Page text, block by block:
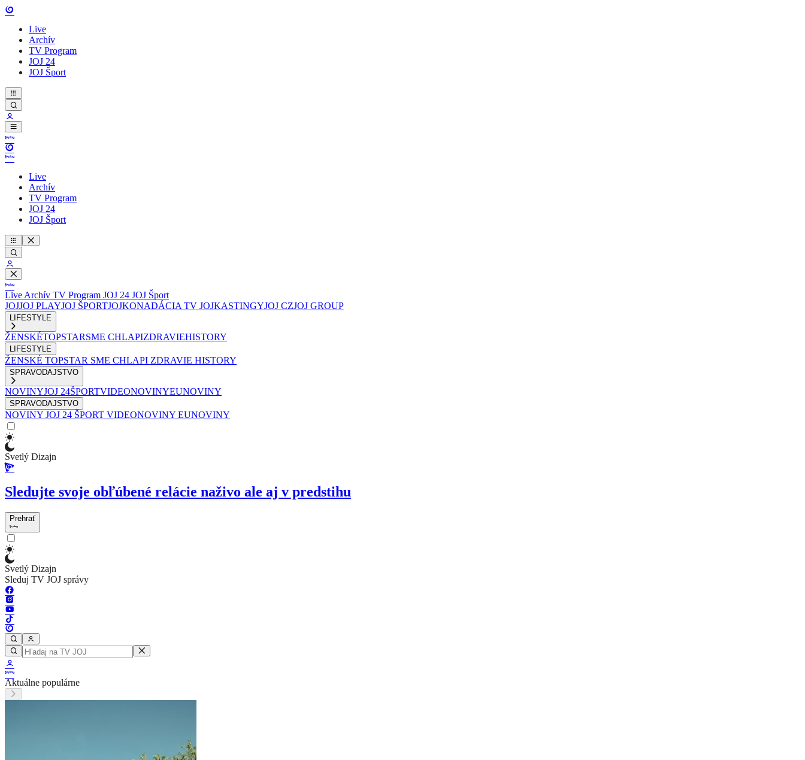
Live
Archív
TV Program
JOJ 24
JOJ Šport
Live
Archív
TV Program
JOJ 24
JOJ Šport
Live Archív TV Program JOJ 24 JOJ Šport
JOJJOJ PLAYJOJ ŠPORTJOJKONADÁCIA TV JOJKASTINGYJOJ CZJOJ GROUP
LIFESTYLE
ŽENSKÉTOPSTARSME CHLAPIZDRAVIEHISTORY
LIFESTYLE
ŽENSKÉ TOPSTAR SME CHLAPI ZDRAVIE HISTORY
SPRAVODAJSTVO
NOVINYJOJ 24ŠPORTVIDEONOVINYEUNOVINY
SPRAVODAJSTVO
NOVINY JOJ 24 ŠPORT VIDEONOVINY EUNOVINY
Svetlý Dizajn
Sledujte svoje obľúbené relácie naživo ale aj v predstihu
Prehrať
Svetlý Dizajn
Sleduj TV JOJ správy
Aktuálne populárne